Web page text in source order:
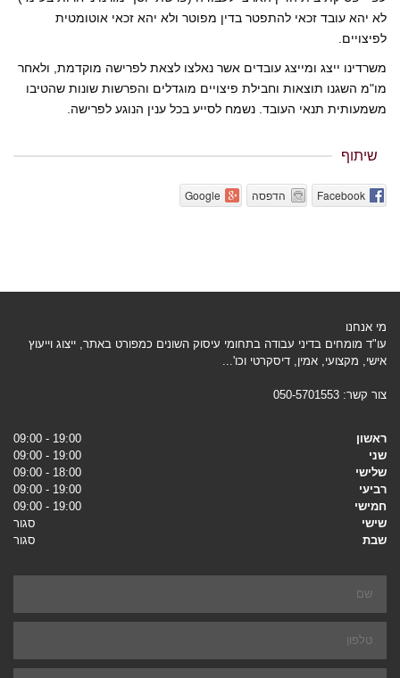
לא יהא עובד זכאי להתפטר בדין מפוטר ולא יהא זכאי אוטומטית
לפיצויים.
משרדינו ייצג ומייצג עובדים אשר נאלצו לצאת לפרישה מוקדמת, ולאחר
מו"מ השגנו תוצאות וחבילת פיצויים מוגדלים והפרשות שונות שהטיבו
משמעותית תנאי העובד. נשמח לסייע בכל ענין הנוגע לפרישה.
שיתוף
Facebook הדפסה Google
מי אנחנו
עו"ד מומחים בדיני עבודה בתחומי עיסוק השונים כמפורט באתר, ייצוג וייעוץ
אישי, מקצועי, אמין, דיסקרטי וכו'...
צור קשר: 050-5701553
ראשון
19:00 - 09:00
שני
19:00 - 09:00
שלישי
18:00 - 09:00
רביעי
19:00 - 09:00
חמישי
19:00 - 09:00
שישי
סגור
שבת
סגור